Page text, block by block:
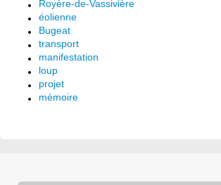
Royère-de-Vassivière
éolienne
Bugeat
transport
manifestation
loup
projet
mémoire